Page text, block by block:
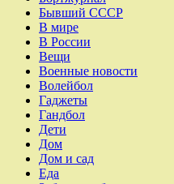
Бывший СССР
В мире
В России
Вещи
Военные новости
Волейбол
Гаджеты
Гандбол
Дети
Дом
Дом и сад
Еда